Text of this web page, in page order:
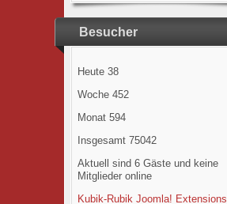
Besucher
Heute 38
Woche 452
Monat 594
Insgesamt 75042
Aktuell sind 6 Gäste und keine
Mitglieder online
Kubik-Rubik Joomla! Extensions